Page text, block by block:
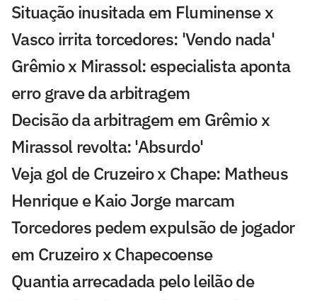
Situação inusitada em Fluminense x
Vasco irrita torcedores: 'Vendo nada'
Grêmio x Mirassol: especialista aponta
erro grave da arbitragem
Decisão da arbitragem em Grêmio x
Mirassol revolta: 'Absurdo'
Veja gol de Cruzeiro x Chape: Matheus
Henrique e Kaio Jorge marcam
Torcedores pedem expulsão de jogador
em Cruzeiro x Chapecoense
Quantia arrecadada pelo leilão de